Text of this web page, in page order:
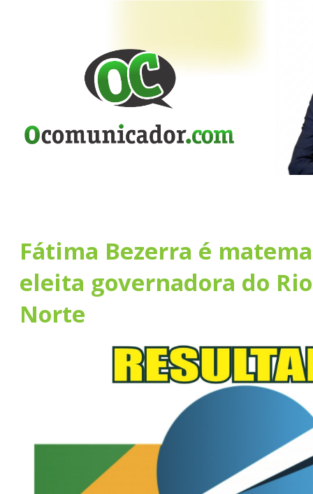
Fátima Bezerra é
eleita governadora do
Norte